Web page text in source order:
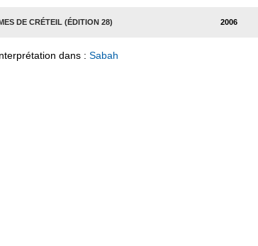
DE CRÉTEIL (ÉDITION 28) 2006
dans : Sabah